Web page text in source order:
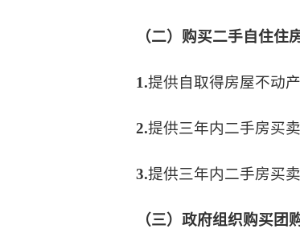
（二）购买二手自住住
1.提供自取得房屋不动
2.提供三年内二手房买卖
3.提供三年内二手房买
（三）政府组织购买团